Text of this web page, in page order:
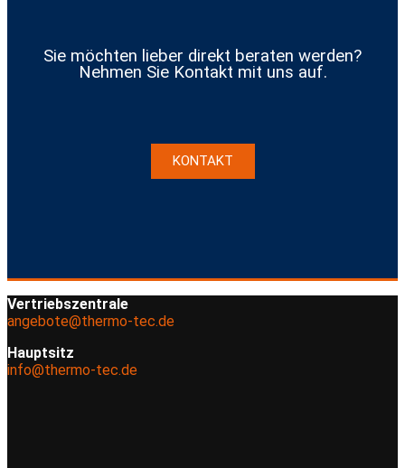
Sie möchten lieber direkt beraten werden?
Nehmen Sie Kontakt mit uns auf.
KONTAKT
Vertriebszentrale
angebote@thermo-tec.de
Hauptsitz
info@thermo-tec.de